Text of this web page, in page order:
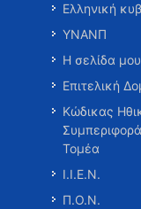
Ελληνική
ΥΝΑΝΠ
Η σελίδα
Επιτελική
Κώδικας
Τομέα
Ι.Ι.Ε.Ν.
Π.Ο.Ν.